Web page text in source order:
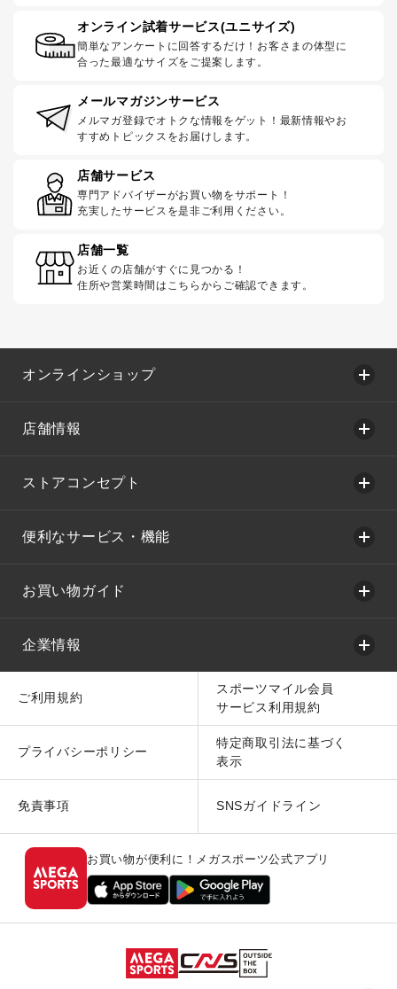
オンライン試着サービス(ユニサイズ)
簡単なアンケートに回答するだけ！お客さまの体型に
合った最適なサイズをご提案します。
メールマガジンサービス
メルマガ登録でオトクな情報をゲット！最新情報やお
すすめトピックスをお届けします。
店舗サービス
専門アドバイザーがお買い物をサポート！
充実したサービスを是非ご利用ください。
店舗一覧
お近くの店舗がすぐに見つかる！
住所や営業時間はこちらからご確認できます。
オンラインショップ
店舗情報
ストアコンセプト
便利なサービス・機能
お買い物ガイド
企業情報
ご利用規約
スポーツマイル会員
サービス利用規約
プライバシーポリシー
特定商取引法に基づく
表示
免責事項 SNSガイドライン
お買い物が便利に！メガスポーツ公式アプリ